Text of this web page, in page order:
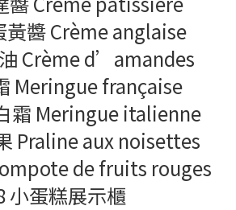
黃醬 Crème anglaise
Crème d’amandes
Meringue française
霜 Meringue italienne
Praline aux noisettes
de fruits rouges
小蛋糕展示櫃